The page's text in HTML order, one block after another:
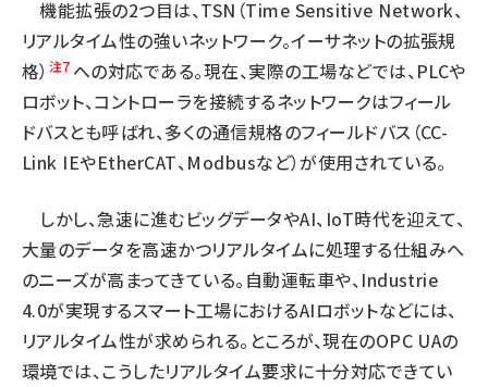
機能拡張の2つ目は、TSN（Time Sensitive Network、
リアルタイム性の強いネットワーク。イーサネットの拡張規
格） 注7 への対応である。現在、実際の工場などでは、PLCや
ロボット、コントローラを接続するネットワークはフィール
ドバスとも呼ばれ、多くの通信規格のフィールドバス（CC-
Link IEやEtherCAT、Modbusなど）が使用されている。
しかし、急速に進むビッグデータやAI、IoT時代を迎えて、
大量のデータを高速かつリアルタイムに処理する仕組みへ
のニーズが高まってきている。自動運転車や、Industrie
4.0が実現するスマート工場におけるAIロボットなどには、
リアルタイム性が求められる。ところが、現在のOPC UAの
環境では、こうしたリアルタイム要求に十分対応できてい